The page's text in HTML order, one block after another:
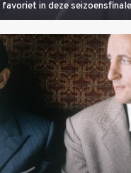
in deze
neemt plaats aan de